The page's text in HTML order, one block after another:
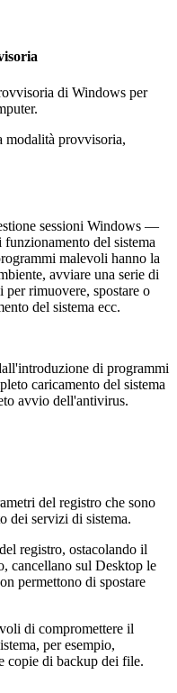
di Windows per
modalità provvisoria,
sessioni Windows —
del sistema
malevoli hanno la
avviare una serie di
per rimuovere, spostare o
del sistema ecc.
di programmi
caricamento del sistema
avvio dell'antivirus.
del registro che sono
dei servizi di sistema.
registro, ostacolando il
cancellano sul Desktop le
permettono di spostare
di compromettere il
per esempio,
copie di backup dei file.